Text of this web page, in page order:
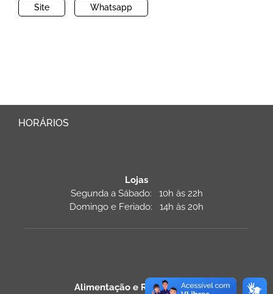
Site Whatsapp
HORÁRIOS
Lojas
Segunda a Sábado: 10h às 22h
Domingo e Feriado: 14h às 20h
Alimentação e Restaurantes